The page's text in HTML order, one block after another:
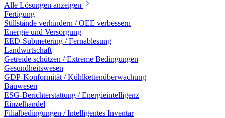
Alle Lösungen anzeigen
Fertigung
Stillstände verhindern / OEE verbessern
Energie und Versorgung
EED-Submetering / Fernablesung
Landwirtschaft
Getreide schützen / Extreme Bedingungen
Gesundheitswesen
GDP-Konformität / Kühlkettenüberwachung
Bauwesen
ESG-Berichterstattung / Energieintelligenz
Einzelhandel
Filialbedingungen / Intelligentes Inventar